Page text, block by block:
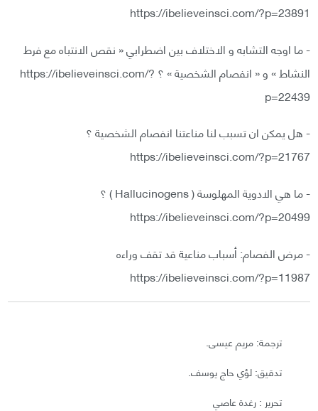
https://ibelieveinsci.com/?p=23891
- ما اوجه التشابه و الاختلاف بين اضطرابي « نقص الانتباه مع فرط
النشاط » و « انفصام الشخصية » ؟ https://ibelieveinsci.com/?
p=22439
- هل يمكن ان تسبب لنا مناعتنا انفصام الشخصية ؟
https://ibelieveinsci.com/?p=21767
- ما هي الادوية المهلوسة ( Hallucinogens ) ؟
https://ibelieveinsci.com/?p=20499
- مرض الفصام: أسباب مناعية قد تقف وراءه
https://ibelieveinsci.com/?p=11987
ترجمة: مريم عيسى.
تدقيق: لؤي حاج يوسف.
تحرير : رغدة عاصي